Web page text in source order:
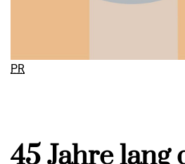
PR
45 Jahre lang